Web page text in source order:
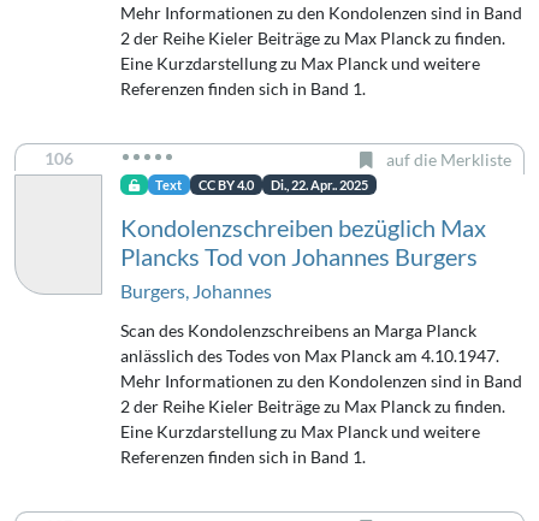
Mehr Informationen zu den Kondolenzen sind in Band
2 der Reihe Kieler Beiträge zu Max Planck zu finden.
Eine Kurzdarstellung zu Max Planck und weitere
Referenzen finden sich in Band 1.
106 auf die Merkliste
Text CC BY 4.0 Di., 22. Apr.. 2025
Kondolenzschreiben bezüglich Max
Plancks Tod von Johannes Burgers
Burgers, Johannes
Scan des Kondolenzschreibens an Marga Planck
anlässlich des Todes von Max Planck am 4.10.1947.
Mehr Informationen zu den Kondolenzen sind in Band
2 der Reihe Kieler Beiträge zu Max Planck zu finden.
Eine Kurzdarstellung zu Max Planck und weitere
Referenzen finden sich in Band 1.